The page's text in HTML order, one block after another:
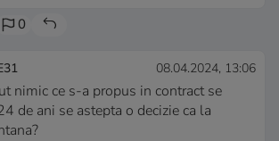
0
08.04.2024, 13:06
nimic ce s-a propus in contract se
de ani se astepta o decizie ca la